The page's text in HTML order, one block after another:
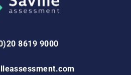
8619 9000